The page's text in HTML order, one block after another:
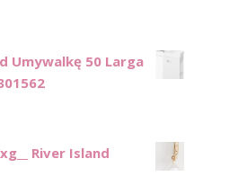
Umywalkę 50 Larga
River Island